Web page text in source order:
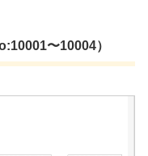
〜10004）